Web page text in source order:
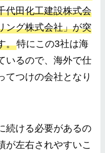
代田化工建設株式会
ング株式会社」が突
。特にこの3社は海
いるので、海外で仕
てつけの会社となり
続ける必要があるの
が左右されやすいこ